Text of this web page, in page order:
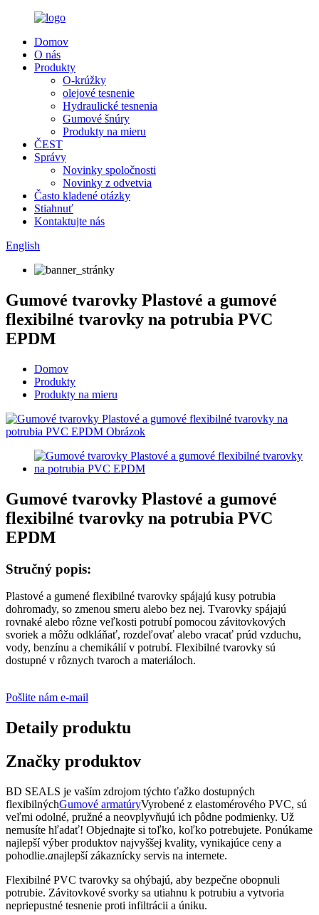
Domov
O nás
Produkty
O-krúžky
olejové tesnenie
Hydraulické tesnenia
Gumové šnúry
Produkty na mieru
ČEST
Správy
Novinky spoločnosti
Novinky z odvetvia
Často kladené otázky
Stiahnuť
Kontaktujte nás
English
Gumové tvarovky Plastové a gumové
flexibilné tvarovky na potrubia PVC
EPDM
Domov
Produkty
Produkty na mieru
Gumové tvarovky Plastové a gumové
flexibilné tvarovky na potrubia PVC
EPDM
Stručný popis:
Plastové a gumené flexibilné tvarovky spájajú kusy potrubia
dohromady, so zmenou smeru alebo bez nej. Tvarovky spájajú
rovnaké alebo rôzne veľkosti potrubí pomocou závitovkových
svoriek a môžu odkláňať, rozdeľovať alebo vracať prúd vzduchu,
vody, benzínu a chemikálií v potrubí. Flexibilné tvarovky sú
dostupné v rôznych tvaroch a materiáloch.
Pošlite nám e-mail
Detaily produktu
Značky produktov
BD SEALS je vaším zdrojom týchto ťažko dostupných
flexibilnýchGumové armatúryVyrobené z elastomérového PVC, sú
veľmi odolné, pružné a neovplyvňujú ich pôdne podmienky. Už
nemusíte hľadať! Objednajte si toľko, koľko potrebujete. Ponúkame
najlepší výber produktov najvyššej kvality, vynikajúce ceny a
pohodlie.anajlepší zákaznícky servis na internete.
Flexibilné PVC tvarovky sa ohýbajú, aby bezpečne obopnuli
potrubie. Závitovkové svorky sa utiahnu k potrubiu a vytvoria
nepriepustné tesnenie proti infiltrácii a úniku.